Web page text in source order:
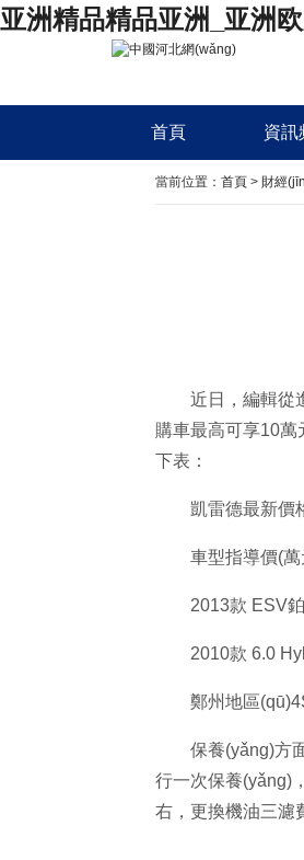
亚洲精品精品亚洲_亚洲
首頁 資訊
當前位置： 首頁 > 財經
近日，編輯從進
購車最高可享10
下表：
凱雷德最新價
車型指導價(萬
2013款 ESV鉑
2010款 6.0
鄭州地區(qū)4S
保養(yǎng)方面
行一次保養(yǎng)
右，更換機油三濾